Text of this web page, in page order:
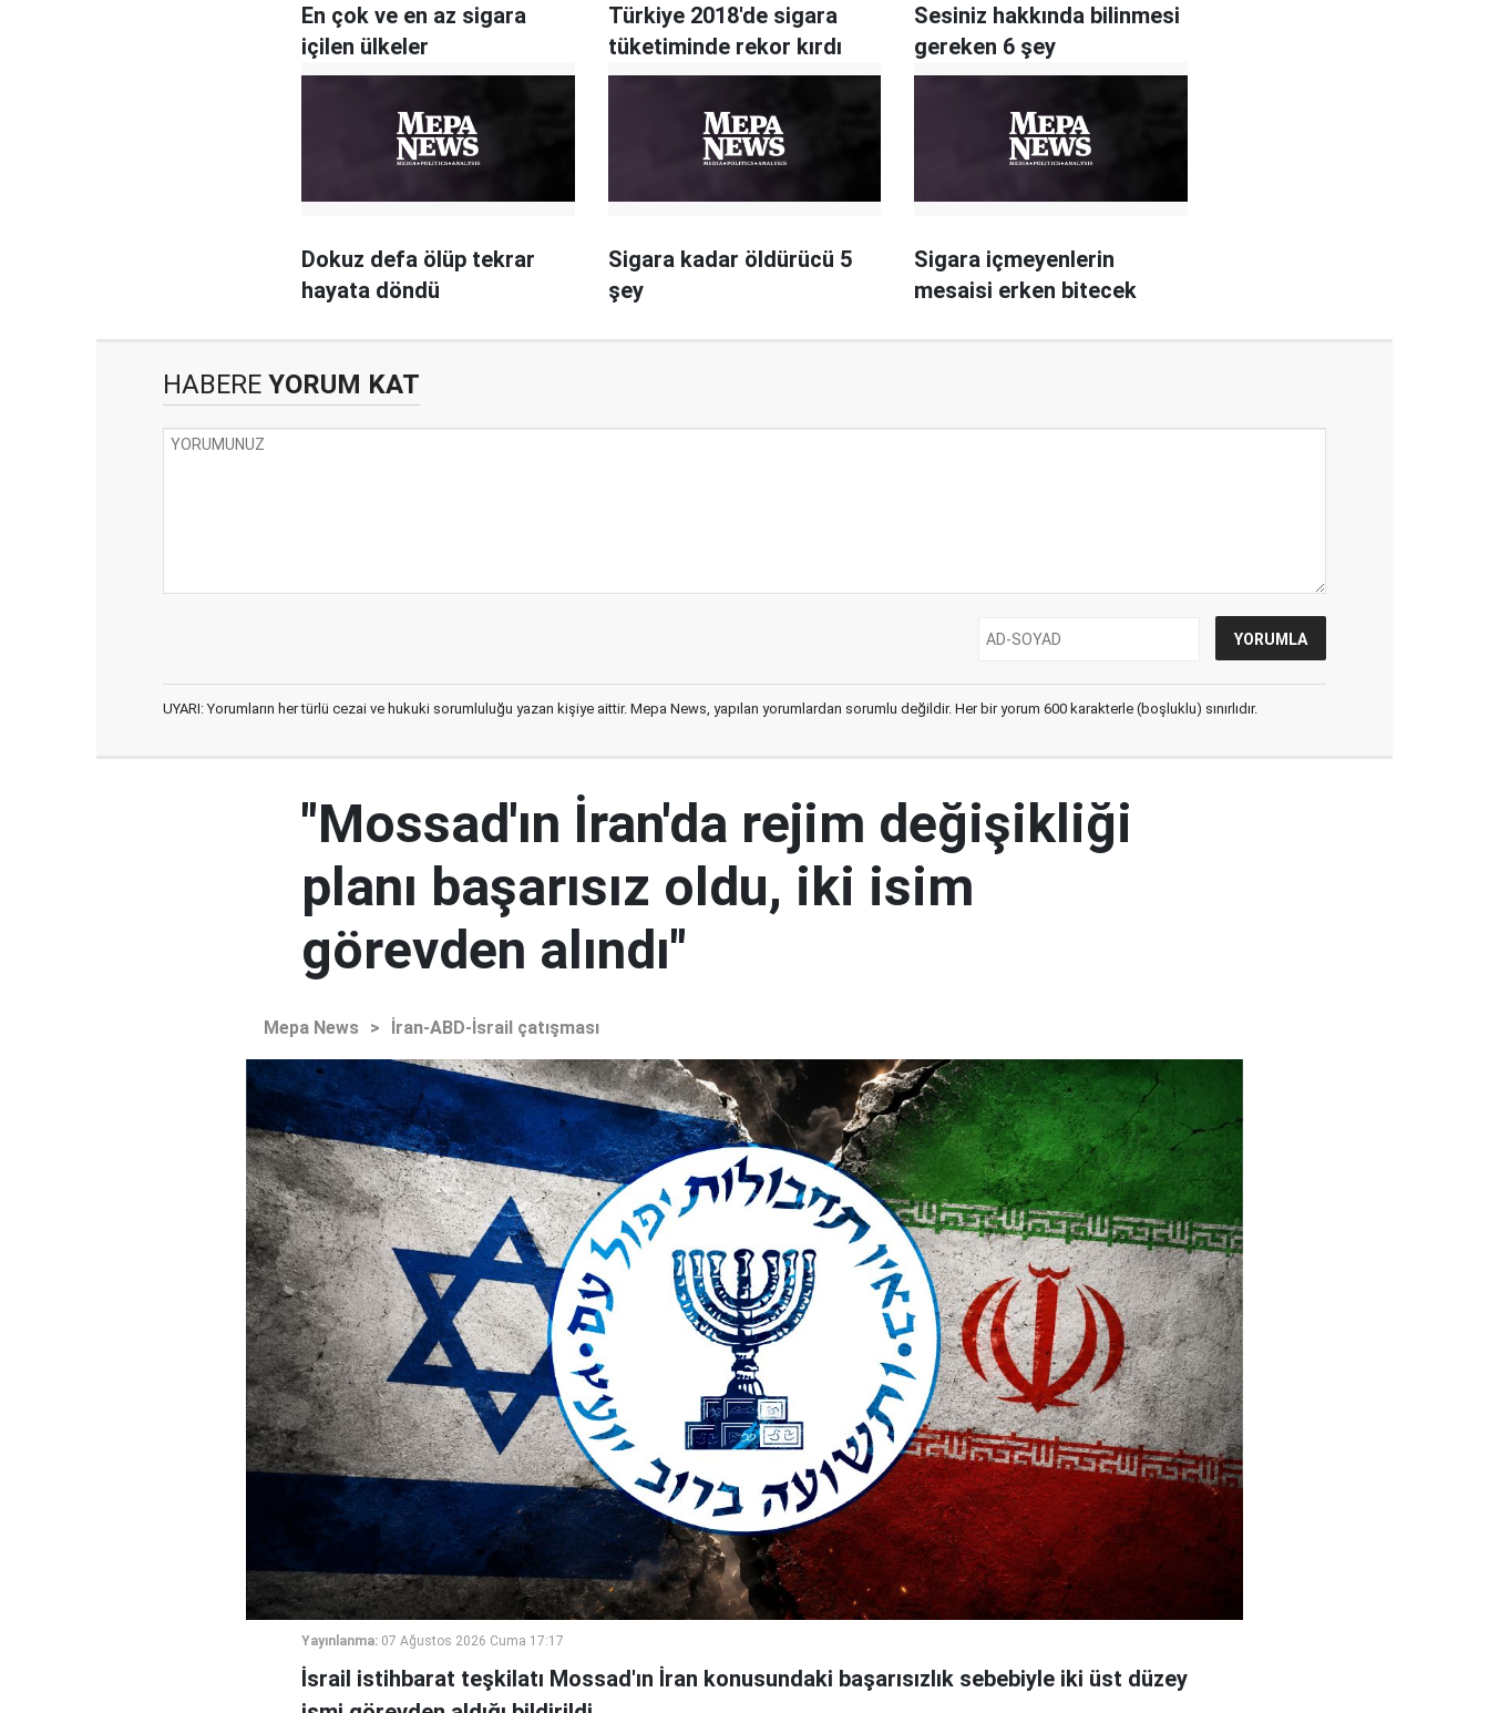
En çok ve en az sigara
içilen ülkeler
Türkiye 2018'de sigara
tüketiminde rekor kırdı
Sesiniz hakkında bilinmesi
gereken 6 şey
Dokuz defa ölüp tekrar
hayata döndü
Sigara kadar öldürücü 5
şey
Sigara içmeyenlerin
mesaisi erken bitecek
HABERE YORUM KAT
UYARI: Yorumların her türlü cezai ve hukuki sorumluluğu yazan kişiye aittir. Mepa News, yapılan yorumlardan sorumlu değildir. Her bir yorum 600 karakterle (boşluklu) sınırlıdır.
"Mossad'ın İran'da rejim değişikliği
planı başarısız oldu, iki isim
görevden alındı"
Mepa News > İran-ABD-İsrail çatışması
Yayınlanma: 07 Ağustos 2026 Cuma 17:17
İsrail istihbarat teşkilatı Mossad'ın İran konusundaki başarısızlık sebebiyle iki üst düzey